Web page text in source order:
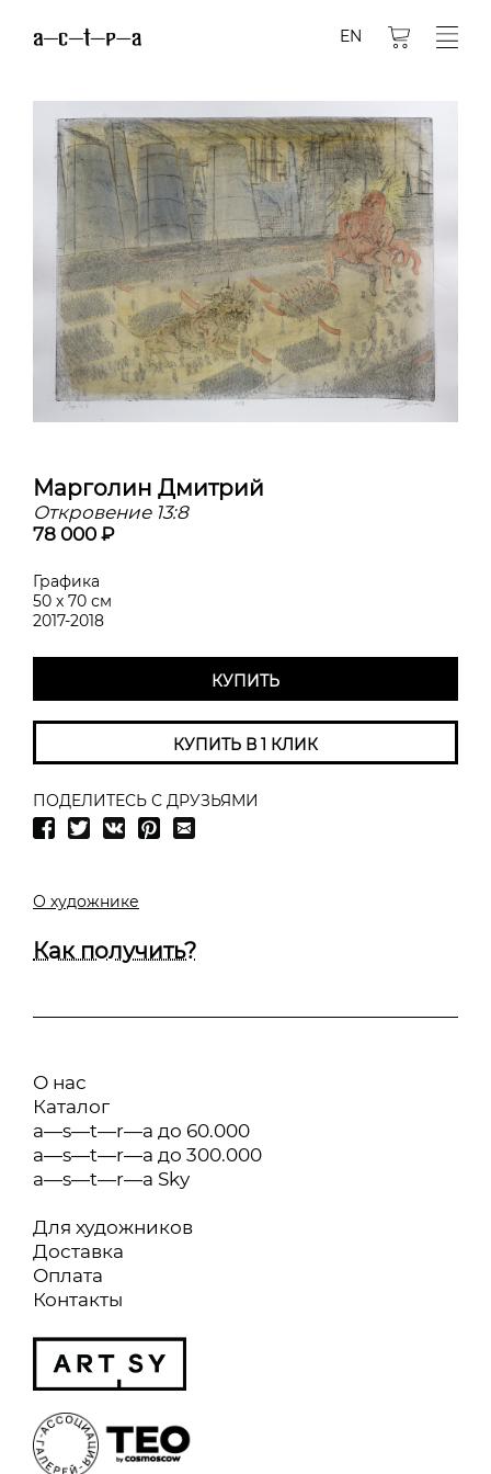
EN
Марголин Дмитрий
Откровение 13:8
78 000 ₽
Графика
50 x 70 см
2017-2018
КУПИТЬ
КУПИТЬ В 1 КЛИК
ПОДЕЛИТЕСЬ С ДРУЗЬЯМИ
О художнике
Как получить?
О нас
Каталог
a—s—t—r—a до 60.000
a—s—t—r—a до 300.000
a—s—t—r—a Sky
Для художников
Доставка
Оплата
Контакты